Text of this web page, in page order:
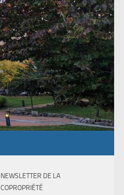
NEWSLETTER DE LA
COPROPRIÉTÉ